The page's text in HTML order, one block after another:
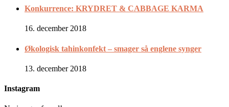
Konkurrence: KRYDRET & CABBAGE KARMA
16. december 2018
Økologisk tahinkonfekt – smager så englene synger
13. december 2018
Instagram